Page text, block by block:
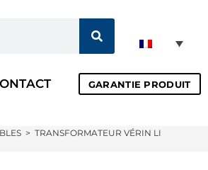
GARANTIE PRODUIT
> TRANSFORMATEUR VÉRIN LINAK LA31